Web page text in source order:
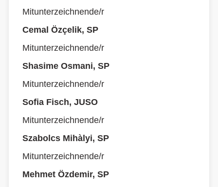
Mitunterzeichnende/r
Cemal Özçelik, SP
Mitunterzeichnende/r
Shasime Osmani, SP
Mitunterzeichnende/r
Sofia Fisch, JUSO
Mitunterzeichnende/r
Szabolcs Mihàlyi, SP
Mitunterzeichnende/r
Mehmet Özdemir, SP